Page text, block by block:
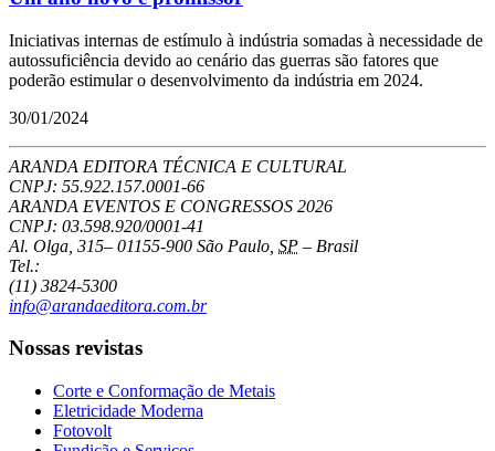
Iniciativas internas de estímulo à indústria somadas à necessidade de
autossuficiência devido ao cenário das guerras são fatores que
poderão estimular o desenvolvimento da indústria em 2024.
30/01/2024
ARANDA EDITORA TÉCNICA E CULTURAL
CNPJ: 55.922.157.0001-66
ARANDA EVENTOS E CONGRESSOS 2026
CNPJ: 03.598.920/0001-41
Al. Olga, 315– 01155-900 São Paulo SP – Brasil
Tel.:
(11) 3824-5300
info@arandaeditora.com.br
Nossas revistas
Corte e Conformação de Metais
Eletricidade Moderna
Fotovolt